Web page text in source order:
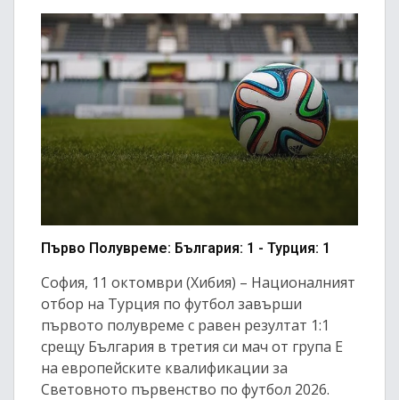
Първо Полувреме: България: 1 - Турция: 1
София, 11 октомври (Хибия) – Националният
отбор на Турция по футбол завърши
първото полувреме с равен резултат 1:1
срещу България в третия си мач от група Е
на европейските квалификации за
Световното първенство по футбол 2026.